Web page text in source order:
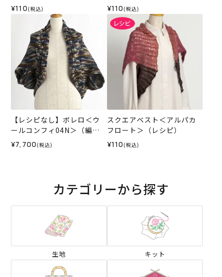
¥110 (税込) ¥110 (税込)
【レシピなし】ボレロ＜ウ
ールコンフィ04N＞（編み
物 材料セット）
¥7,700 (税込)
スクエアベスト＜アルパカ
フロート＞（レシピ）
¥110 (税込)
カテゴリーから探す
生地 キット